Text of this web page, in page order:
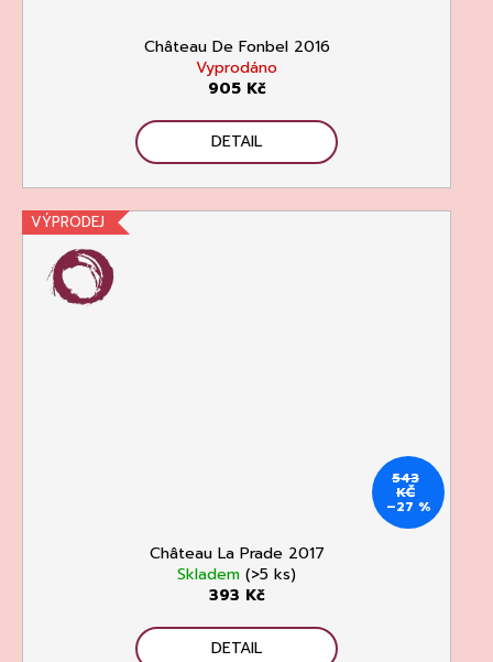
Château De Fonbel 2016
Vyprodáno
905 Kč
DETAIL
VÝPRODEJ
543
KČ
–27 %
Château La Prade 2017
Skladem (>5 ks)
393 Kč
DETAIL